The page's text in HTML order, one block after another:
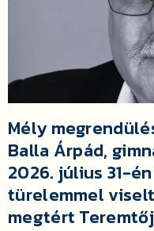
Mély
Balla Árpád,
2026. július 31-
türelemmel
megtért